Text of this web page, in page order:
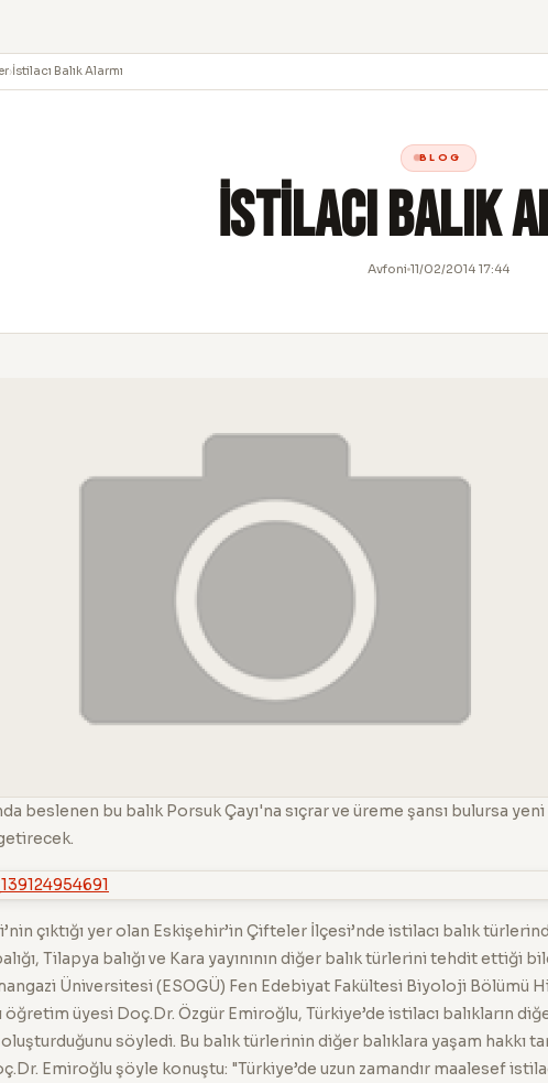
›İstilacı Balık Alarmı
BLOG
İstilacı Balık
Avfoni 11/02/2014 17:44
beslenen bu balık Porsuk Çayı'na sıçrar ve üreme şansı bulursa
çıktığı yer olan Eskişehir’in Çifteler İlçesi’nde istilacı balık
Tilapya balığı ve Kara yayınının diğer balık türlerini tehdit ettiği
Üniversitesi (ESOGÜ) Fen Edebiyat Fakültesi Biyoloji Bölümü
öğretim üyesi Doç.Dr. Özgür Emiroğlu, Türkiye’de istilacı balıkların
söyledi. Bu balık türlerinin diğer balıklara yaşam hakkı
Emiroğlu şöyle konuştu: "Türkiye’de uzun zamandır maalesef